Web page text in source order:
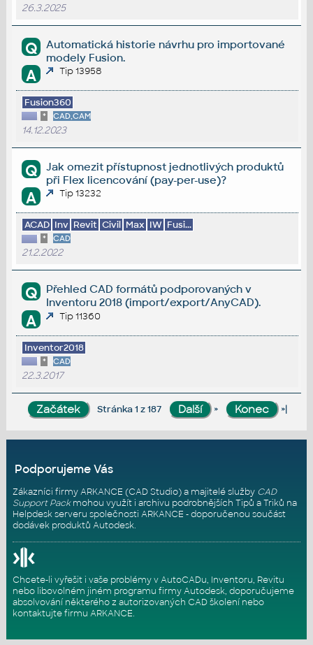
26.3.2025
Q
Automatická historie návrhu pro importované
modely Fusion.
A Tip 13958
Fusion360
* CAD,CAM
14.12.2023
Q
Jak omezit přístupnost jednotlivých produktů
při Flex licencování (pay-per-use)?
A Tip 13232
ACAD Inv Revit Civil Max IW Fusi...
* CAD
21.2.2022
Q
Přehled CAD formátů podporovaných v
Inventoru 2018 (import/export/AnyCAD).
A Tip 11360
Inventor2018
* CAD
22.3.2017
Stránka 1 z 187 » »|
Podporujeme Vás
Zákazníci firmy ARKANCE (CAD Studio) a majitelé služby CAD
Support Packmohou využít i archivu podrobnějších Tipů a Triků na
Helpdesk serveru společnosti ARKANCE - doporučenou součást
dodávek produktů Autodesk.
Chcete-li vyřešit i vaše problémy v AutoCADu, Inventoru, Revitu
nebo libovolném jiném programu firmy Autodesk, doporučujeme
absolvování některého z autorizovaných CAD školenínebo
kontaktujte firmu ARKANCE.